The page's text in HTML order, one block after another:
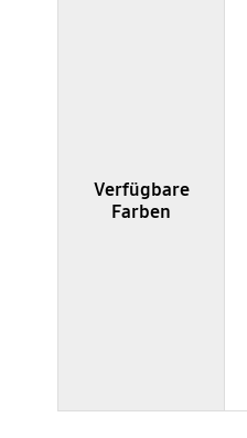
Verfügbare
Farben